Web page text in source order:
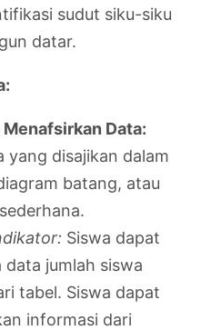
sudut siku-siku
datar.
Data:
yang disajikan dalam
batang, atau
Siswa dapat
data jumlah siswa
tabel. Siswa dapat
informasi dari